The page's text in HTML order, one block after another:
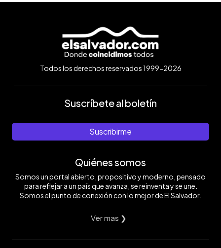
Todos los derechos reservados 1999-2026
Suscríbete al boletín
Suscribirme
Quiénes somos
Somos un portal abierto, propositivo y moderno, pensado
para reflejar a un país que avanza, se reinventa y se une.
Somos el punto de conexión con lo mejor de El Salvador.
Ver mas ❯